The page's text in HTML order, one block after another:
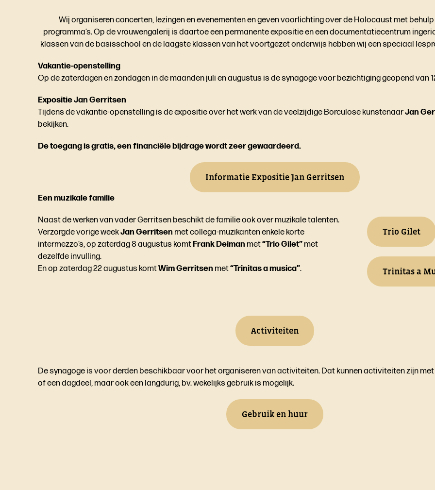
Wij organiseren concerten, lezingen en evenementen en geven voorlichting over de Holocaust met
programma’s. Op de vrouwengalerij is daartoe een permanente expositie en een documentatiecentrum
klassen van de basisschool en de laagste klassen van het voortgezet onderwijs hebben wij een speciaal
Vakantie-openstelling
Op de zaterdagen en zondagen in de maanden juli en augustus is de synagoge voor bezichtiging geopend van
Expositie Jan Gerritsen
Tijdens de vakantie-openstelling is de expositie over het werk van de veelzijdige Borculose kunstenaarJan
bekijken.
De toegang is gratis, een financiële bijdrage wordt zeer gewaardeerd.
Informatie Expositie Jan Gerritsen
Een muzikale familie
Naast de werken van vader Gerritsen beschikt de familie ook over muzikale talenten.
Verzorgde vorige weekJan Gerritsen met collega-muzikanten enkele korte
intermezzo’s, op zaterdag 8 augustus komtFrank Deiman met“Trio Gilet” met
dezelfde invulling.
En op zaterdag 22 augustus komtWim Gerritsen met“Trinitas a musica”.
Trio Gilet
Trinitas a
Activiteiten
De synagoge is voor derden beschikbaar voor het organiseren van activiteiten. Dat kunnen activiteiten zijn
of een dagdeel, maar ook een langdurig, bv. wekelijks gebruik is mogelijk.
Gebruik en huur